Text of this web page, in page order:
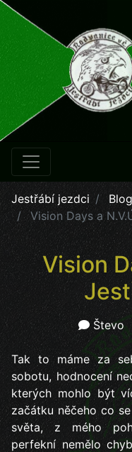
Jestřábí jezdci Blog
Vision Days a
Vision
Števo
Tak to máme za
sobotu, hodnocení
kterých mohlo být
začátku něčeho co
světa, z mého
perfekní nemělo